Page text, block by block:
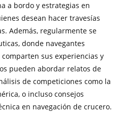
a bordo y estrategias en
desean hacer travesías
Además, regularmente se
donde navegantes
sus experiencias y
pueden abordar relatos de
de competiciones como la
o incluso consejos
en navegación de crucero.